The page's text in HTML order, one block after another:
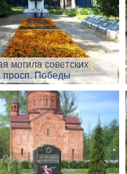
могила советских
просп. Победы